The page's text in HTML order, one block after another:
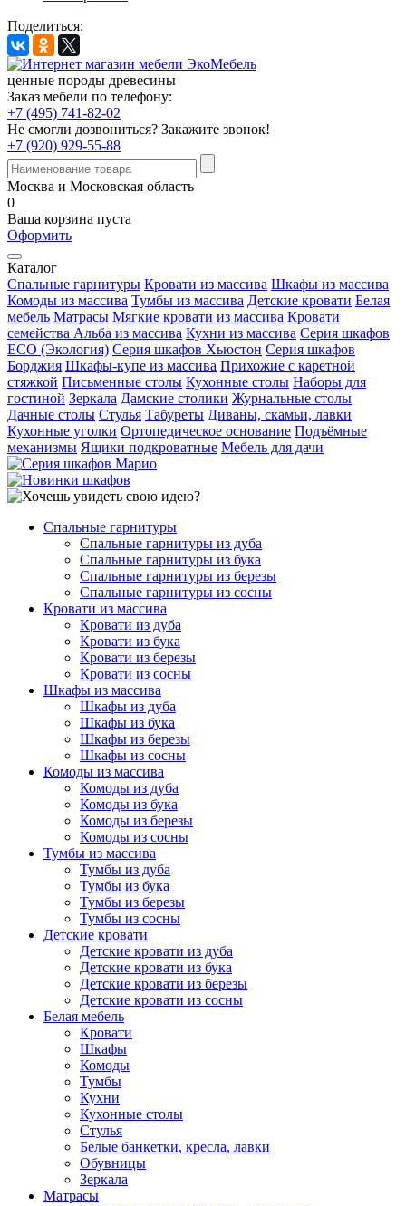
Поделиться:
ценные породы древесины
Заказ мебели по телефону:
+7 (495) 741-82-02
Не смогли дозвониться? Закажите звонок!
+7 (920) 929-55-88
Москва и Московская область
0
Ваша корзина пуста
Оформить
Каталог
Спальные гарнитуры Кровати из массива Шкафы из массива
Комоды из массива Тумбы из массива Детские кровати Белая
мебель Матрасы Мягкие кровати из массива Кровати
семейства Альба из массива Кухни из массива Серия шкафов
ECO (Экология) Серия шкафов Хьюстон Серия шкафов
Борджия Шкафы-купе из массива Прихожие с каретной
стяжкой Письменные столы Кухонные столы Наборы для
гостиной Зеркала Дамские столики Журнальные столы
Дачные столы Стулья Табуреты Диваны, скамьи, лавки
Кухонные уголки Ортопедическое основание Подъёмные
механизмы Ящики подкроватные Мебель для дачи
Спальные гарнитуры
Спальные гарнитуры из дуба
Спальные гарнитуры из бука
Спальные гарнитуры из березы
Спальные гарнитуры из сосны
Кровати из массива
Кровати из дуба
Кровати из бука
Кровати из березы
Кровати из сосны
Шкафы из массива
Шкафы из дуба
Шкафы из бука
Шкафы из березы
Шкафы из сосны
Комоды из массива
Комоды из дуба
Комоды из бука
Комоды из березы
Комоды из сосны
Тумбы из массива
Тумбы из дуба
Тумбы из бука
Тумбы из березы
Тумбы из сосны
Детские кровати
Детские кровати из дуба
Детские кровати из бука
Детские кровати из березы
Детские кровати из сосны
Белая мебель
Кровати
Шкафы
Комоды
Тумбы
Кухни
Кухонные столы
Стулья
Белые банкетки, кресла, лавки
Обувницы
Зеркала
Матрасы